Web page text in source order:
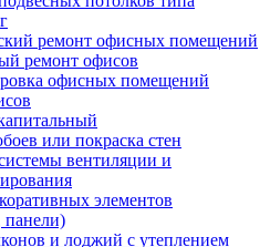
ремонт офисных помещений
ремонт офисов
офисных помещений
или покраска стен
вентиляции и
элементов
панели)
и лоджий с утеплением